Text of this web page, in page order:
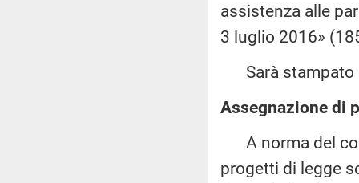
assistenza alle
3 luglio 2016»
Sarà stampato
Assegnazione di
A norma del
progetti di legge